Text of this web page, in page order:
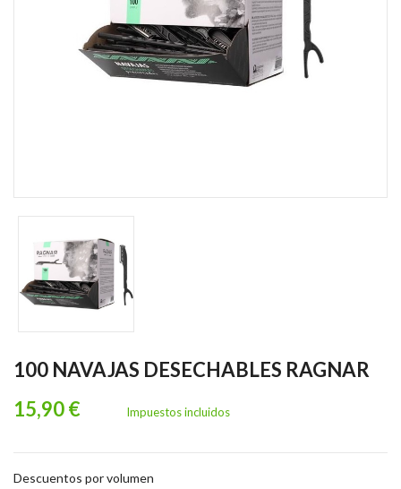
100 NAVAJAS DESECHABLES RAGNAR
15,90 €
Impuestos incluidos
Descuentos por volumen